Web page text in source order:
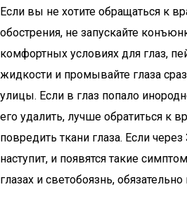
Если вы не хотите обращаться к
обострения, не запускайте
комфортных условиях для глаз,
жидкости и промывайте глаза
улицы. Если в глаз попало
его удалить, лучше обратиться к
повредить ткани глаза. Если
наступит, и появятся такие
глазах и светобоязнь,